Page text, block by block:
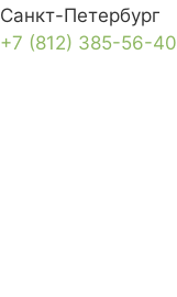
Санкт-Петербург
+7 (812) 385-56-40